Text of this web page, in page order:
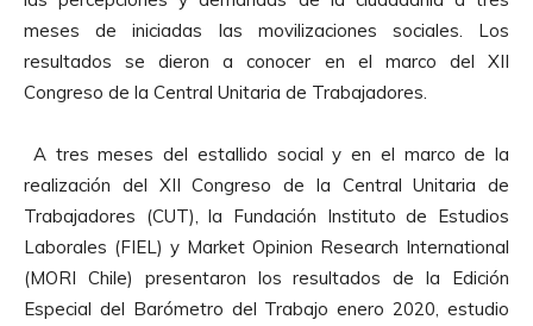
meses de iniciadas las movilizaciones sociales. Los
resultados se dieron a conocer en el marco del XII
Congreso de la Central Unitaria de Trabajadores.
A tres meses del estallido social y en el marco de la
realización del XII Congreso de la Central Unitaria de
Trabajadores (CUT), la Fundación Instituto de Estudios
Laborales (FIEL) y Market Opinion Research International
(MORI Chile) presentaron los resultados de la Edición
Especial del Barómetro del Trabajo enero 2020, estudio